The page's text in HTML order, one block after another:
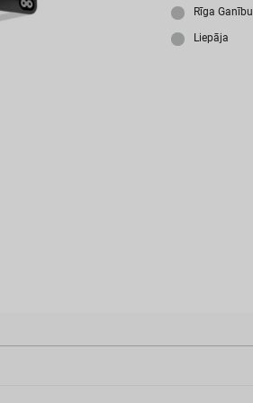
Aiz
Rīga Ganību
Liepāja